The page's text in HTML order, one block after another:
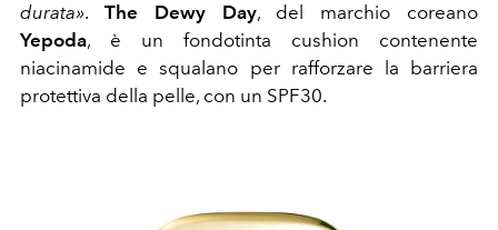
durata». The Dewy Day, del marchio coreano
Yepoda, è un fondotinta cushion contenente
niacinamide e squalano per rafforzare la barriera
protettiva della pelle, con un SPF30.